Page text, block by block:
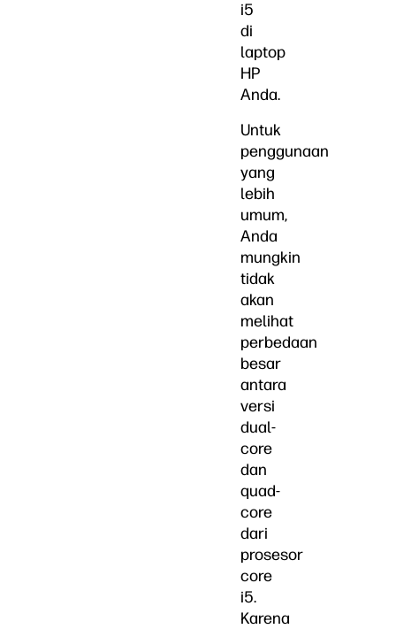
i5
di
laptop
HP
Anda.
Untuk
penggunaan
yang
lebih
umum,
Anda
mungkin
tidak
akan
melihat
perbedaan
besar
antara
versi
dual-
core
dan
quad-
core
dari
prosesor
core
i5.
Karena